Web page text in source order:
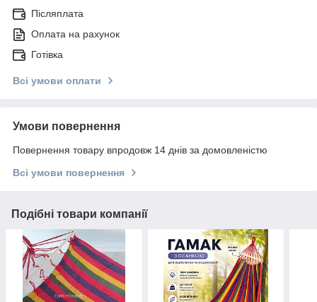
Післяплата
Оплата на рахунок
Готівка
Всі умови оплати
Умови повернення
Повернення товару впродовж 14 днів за домовленістю
Всі умови повернення
Подібні товари компанії